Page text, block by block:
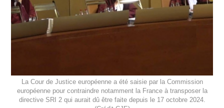
La Cour de Justice européenne a été saisie par la Commission
européenne pour contraindre notamment la France à transposer la
directive SRI 2 qui aurait dû être faite depuis le 17 octobre 2024.